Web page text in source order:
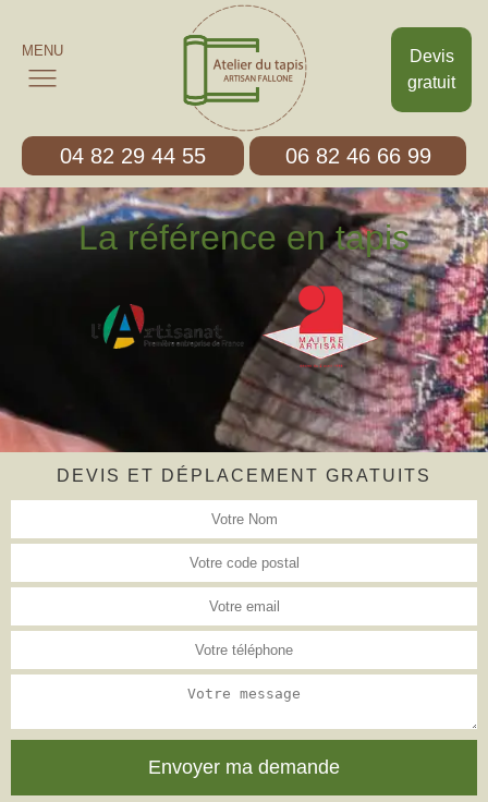
Devis
gratuit
MENU
04 82 29 44 55 06 82 46 66 99
La référence en tapis
DEVIS ET DÉPLACEMENT GRATUITS